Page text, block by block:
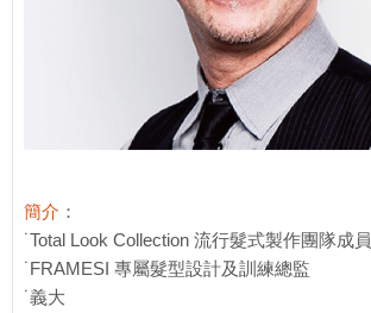
簡介 ：
˙Total Look Collection 流行髮式製作團隊成員
˙FRAMESI 專屬髮型設計及訓練總監
˙義大